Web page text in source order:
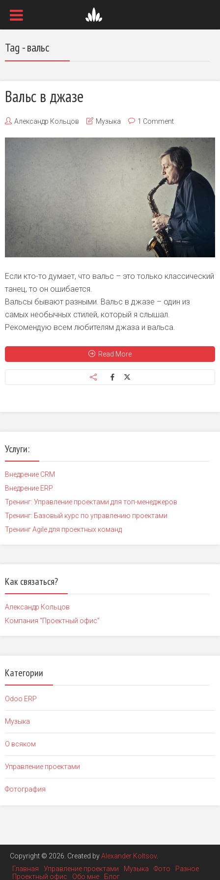
Tag - вальс
Вальс в джазе
Александр Кольцов Музыка 1 Comment
Если кто-то думает, что вальс – это только классический
танец, то он ошибается.
Вальсы бывают разными. Вальс в джазе – один из
самых необычных стилей, который я слышал.
Рекомендую всем любителям джаза и вальса.
Read More
Услуги:
Внедрение CRM
Внедрение ERP
Тренинг: Управление проектами для топ-менеджеров
Тренинг: Базовый курс по управлению проектами
Тренинг Agile для проектных команд
Как связаться?
Александр Кольцов
Компания “Проектный офис”
Категории
Odoo ERP
Музыка
О всяком
Управление проектами
Фотография
Copyright © 2026. Created byAlexander Koltsov.
Главная
Управление проектами Музыка Фото
Разное
Проектный офис
Обо мне Блог